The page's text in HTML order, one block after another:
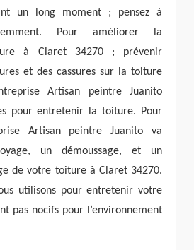
un long moment ; pensez à
Pour améliorer la
à Claret 34270 ; prévenir
et des cassures sur la toiture
Artisan peintre Juanito
pour entretenir la toiture. Pour
Artisan peintre Juanito va
un démoussage, et un
de votre toiture à Claret 34270.
utilisons pour entretenir votre
pas nocifs pour l’environnement